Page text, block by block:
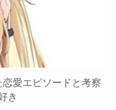
愛エピソードと考察
き